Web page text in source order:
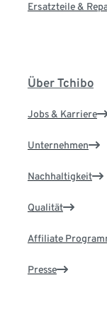
Ersatzteile &
Über Tchibo
Jobs & Karriere
Unternehmen
Nachhaltigkeit
Qualität
Affiliate
Presse